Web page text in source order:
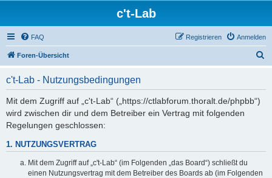
c't-Lab
FAQ Anmelden
Registrieren
Foren-Übersicht
c't-Lab - Nutzungsbedingungen
Mit dem Zugriff auf „c't-Lab“ („https://ctlabforum.thoralt.de/phpbb“)
wird zwischen dir und dem Betreiber ein Vertrag mit folgenden
Regelungen geschlossen:
1. NUTZUNGSVERTRAG
Mit dem Zugriff auf „c't-Lab“ (im Folgenden „das Board“) schließt du
einen Nutzungsvertrag mit dem Betreiber des Boards ab (im Folgenden